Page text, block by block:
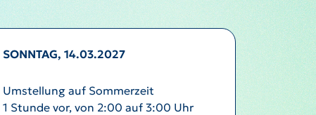
SONNTAG, 14.03.2027
Umstellung auf Sommerzeit
1 Stunde vor, von 2:00 auf 3:00 Uhr